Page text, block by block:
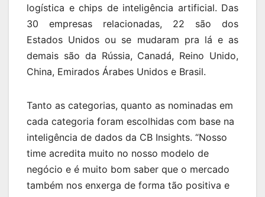
logística e chips de inteligência artificial. Das
30 empresas relacionadas, 22 são dos
Estados Unidos ou se mudaram pra lá e as
demais são da Rússia, Canadá, Reino Unido,
China, Emirados Árabes Unidos e Brasil.
Tanto as categorias, quanto as nominadas em
cada categoria foram escolhidas com base na
inteligência de dados da CB Insights. “Nosso
time acredita muito no nosso modelo de
negócio e é muito bom saber que o mercado
também nos enxerga de forma tão positiva e